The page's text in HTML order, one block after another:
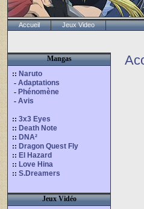
Accueil Jeux Video
Mangas
:: Naruto
- Adaptations
- Phénomène
- Avis
:: 3x3 Eyes
:: Death Note
:: DNA²
:: Dragon Quest Fly
:: El Hazard
:: Love Hina
:: S.Dreamers
Jeux Vidéo